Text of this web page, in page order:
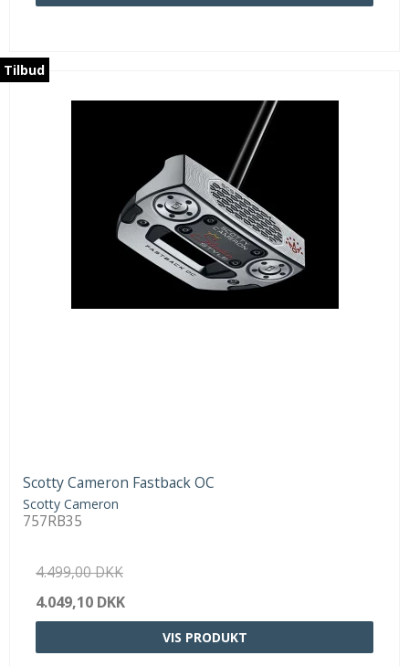
Tilbud
Scotty Cameron Fastback OC
Scotty Cameron
757RB35
4.499,00 DKK
4.049,10 DKK
VIS PRODUKT